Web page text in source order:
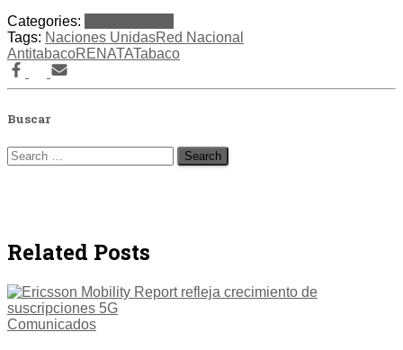
Categories:
Tags: Naciones UnidasRed Nacional
AntitabacoRENATATabaco
Buscar
Search
for:
Related Posts
Comunicados